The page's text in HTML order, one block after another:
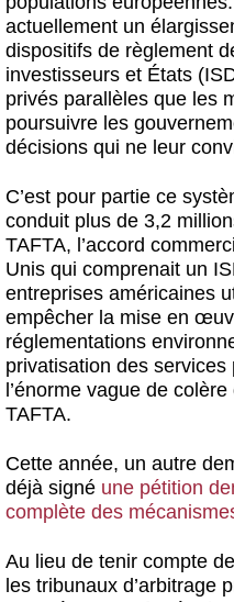
actuellement un
dispositifs de règlement
investisseurs et États
privés parallèles que les
poursuivre les
décisions qui ne leur
C’est pour partie ce
conduit plus de 3,2
TAFTA, l’accord
Unis qui comprenait un
entreprises américaines
empêcher la mise en
réglementations
privatisation des
l’énorme vague de
TAFTA.
Cette année, un autre
déjà signé une pétition
complète des
Au lieu de tenir compte
les tribunaux d’arbitrage